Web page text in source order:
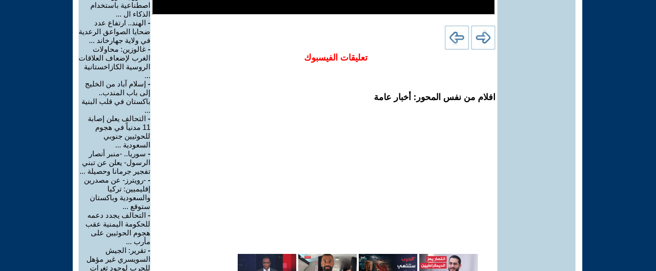
تعليقات الفيسبوك
افلام من نفس المحور: أخبار عامة
اصطناعية باستخدام
الذكاء ال ...
- الهند.. ارتفاع عدد
ضحايا الصواعق الرعدية
في ولاية جهارخاند ...
- غالوزين: محاولات
الغرب لإضعاف العلاقات
الروسية الكازاخستانية
...
- إسلام آباد من الخليج
إلى باب المندب..
باكستان في قلب البنية
...
- التحالف يعلن إصابة
11 مدنياً في هجوم
للحوثيين جنوبي
السعودية ...
- سوريا.. -منبر أنصار
الرسول- يعلن عن تبني
تفجير جرمانا وحصيلة ...
- -رويترز- عن مصدرين
إقليميين: تركيا
والسعودية وباكستان
ستوقع ...
- التحالف يجدد دعمه
للحكومة اليمنية عقب
هجوم الحوثيين على
مأرب ...
- تقرير: الجيش
السويسري غير مؤهل
للحرب لوجود ثغرات